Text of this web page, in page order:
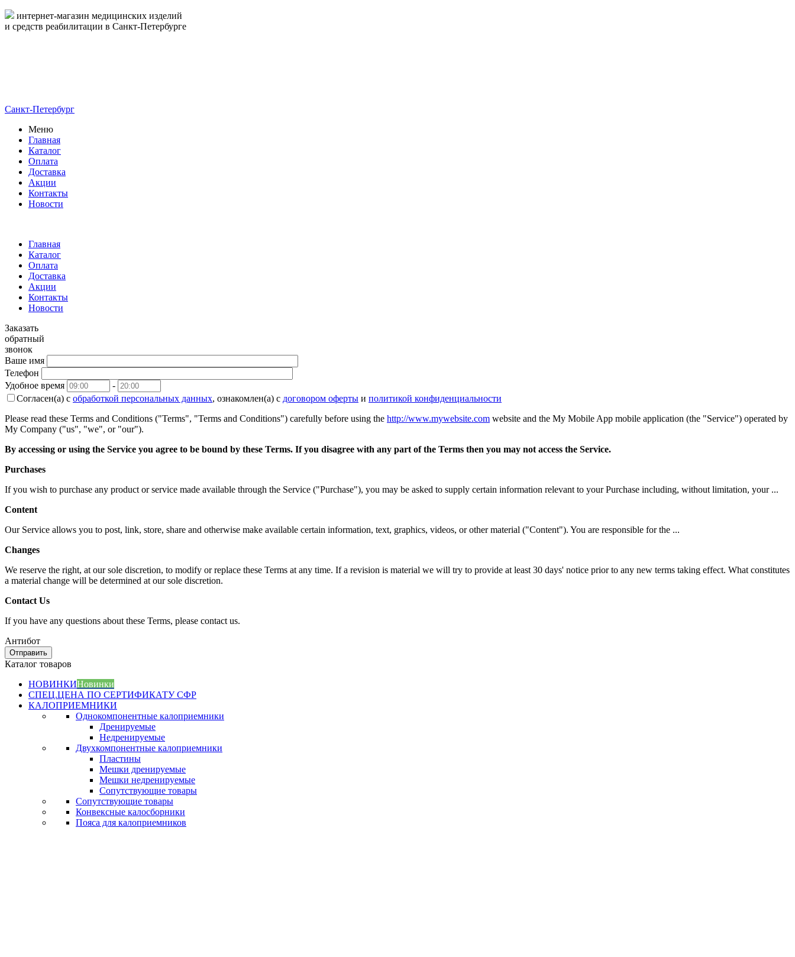
интернет-магазин медицинских изделий
и средств реабилитации в Санкт-Петербурге
Санкт-Петербург
Меню
Главная
Каталог
Оплата
Доставка
Акции
Контакты
Новости
Главная
Каталог
Оплата
Доставка
Акции
Контакты
Новости
Заказать
обратный
звонок
Ваше имя
Телефон
Удобное время
-
Согласен(а) с обработкой персональных данных, ознакомлен(а) с договором оферты и политикой конфиденциальности
Please read these Terms and Conditions ("Terms", "Terms and Conditions") carefully before using the http://www.mywebsite.com website and the My Mobile App mobile application (the "Service") operated by
My Company ("us", "we", or "our").
By accessing or using the Service you agree to be bound by these Terms. If you disagree with any part of the Terms then you may not access the Service.
Purchases
If you wish to purchase any product or service made available through the Service ("Purchase"), you may be asked to supply certain information relevant to your Purchase including, without limitation, your ...
Content
Our Service allows you to post, link, store, share and otherwise make available certain information, text, graphics, videos, or other material ("Content"). You are responsible for the ...
Changes
We reserve the right, at our sole discretion, to modify or replace these Terms at any time. If a revision is material we will try to provide at least 30 days' notice prior to any new terms taking effect. What constitutes
a material change will be determined at our sole discretion.
Contact Us
If you have any questions about these Terms, please contact us.
Антибот
Отправить
Каталог товаров
НОВИНКИНовинки
СПЕЦ.ЦЕНА ПО СЕРТИФИКАТУ СФР
КАЛОПРИЕМНИКИ
Однокомпонентные калоприемники
Дренируемые
Недренируемые
Двухкомпонентные калоприемники
Пластины
Мешки дренируемые
Мешки недренируемые
Сопутствующие товары
Сопутствующие товары
Конвексные калосборники
Пояса для калоприемников